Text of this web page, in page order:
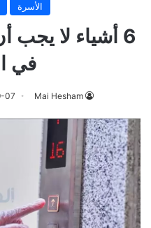
الأسرة
6 أشياء لا يجب
في
Mai Hesham
07